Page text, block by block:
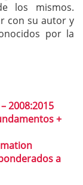
los mismos.
con su autor y
por la
2008:2015
+
a